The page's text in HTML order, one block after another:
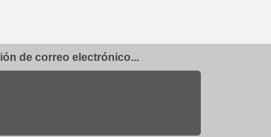
de correo electrónico...